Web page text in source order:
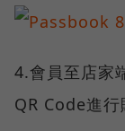
4.會員至店家
QR Code進行